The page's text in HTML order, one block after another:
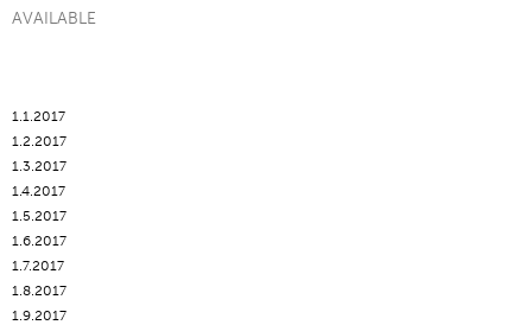
AVAILABLE
1.1.2017
1.2.2017
1.3.2017
1.4.2017
1.5.2017
1.6.2017
1.7.2017
1.8.2017
1.9.2017